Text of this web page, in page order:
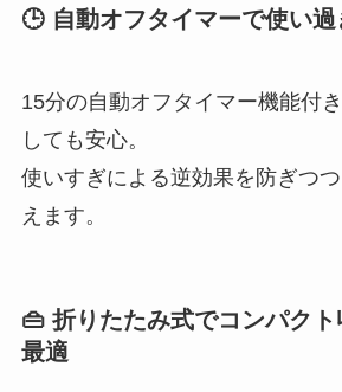
🕒 自動オフタイマーで使い過
15分の自動オフタイマー機能付
しても安心。
使いすぎによる逆効果を防ぎつ
えます。
👜 折りたたみ式でコンパク
最適